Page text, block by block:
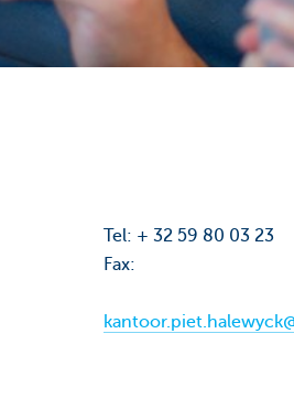
Tel: + 32 59 80 03 23
Fax: